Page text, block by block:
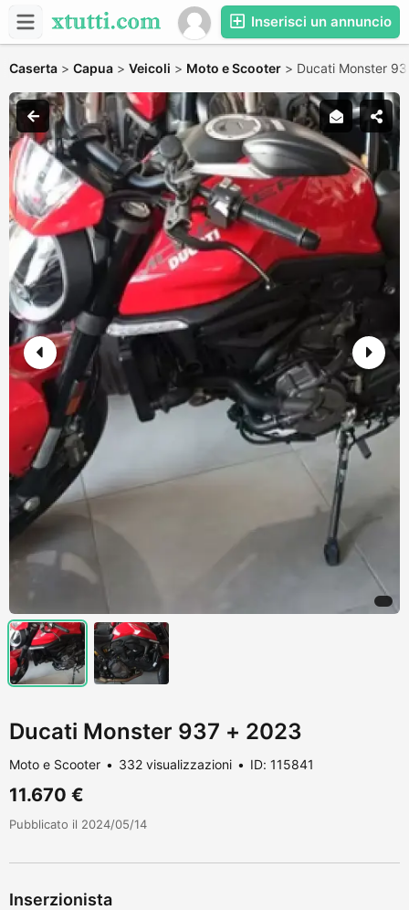
Inserisci un annuncio
Caserta > Capua > Veicoli > Moto e Scooter > Ducati Monster
Ducati Monster 937 + 2023
Moto e Scooter 332 visualizzazioni ID: 115841
11.670 €
Pubblicato il 2024/05/14
Inserzionista